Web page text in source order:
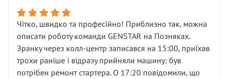
спроба продати дорогий вузол замість елементарних
ущільнювачів.
Що прикро — це не перший мій візит. Раніше міняв у
вас стартер, і тоді сервіс наче справив хороше
враження. Але згодом знайшов декілька гайок під
лобовим склом. Мені пояснили, що це “старі гайки, які
Чітко, швидко та професійно! Приблизно так, можна
описати роботу команди GENSTAR на Позняках.
Зранку через колл-центр записався на 15:00, приїхав
трохи раніше і відразу прийняли машину: був
потрібен ремонт стартера. О 17:20 повідомили, що